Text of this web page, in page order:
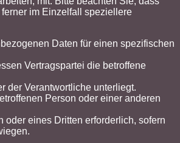
im Einzelfall speziellere
Daten für einen spezifischen
Vertragspartei die betroffene
der Verantwortliche unterliegt.
Person oder einer anderen
oder eines Dritten erforderlich, sofern